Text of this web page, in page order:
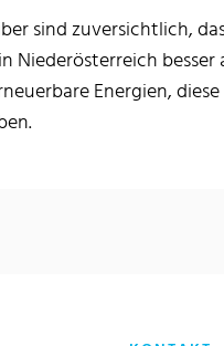
sind zuversichtlich,
Niederösterreich
Energien,